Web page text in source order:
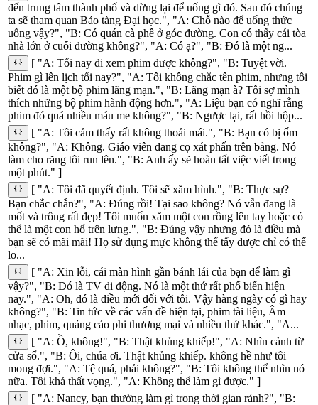
đến trung tâm thành phố và dừng lại để uống gì đó. Sau đó chúng
ta sẽ tham quan Bảo tàng Đại học.", "A: Chỗ nào để uống thức
uống vậy?", "B: Có quán cà phê ở góc đường. Con có thấy cái tòa
nhà lớn ở cuối đường không?", "A: Có ạ?", "B: Đó là một ng...
[ "A: Tối nay đi xem phim được không?", "B: Tuyệt vời.
Phim gì lên lịch tối nay?", "A: Tôi không chắc tên phim, nhưng tôi
biết đó là một bộ phim lãng mạn.", "B: Lãng mạn à? Tôi sợ mình
thích những bộ phim hành động hơn.", "A: Liệu bạn có nghĩ rằng
phim đó quá nhiều máu me không?", "B: Ngược lại, rất hồi hộp...
[ "A: Tôi cảm thấy rất không thoải mái.", "B: Bạn có bị ốm
không?", "A: Không. Giáo viên đang cọ xát phấn trên bảng. Nó
làm cho răng tôi run lên.", "B: Anh ấy sẽ hoàn tất việc viết trong
một phút." ]
[ "A: Tôi đã quyết định. Tôi sẽ xăm hình.", "B: Thực sự?
Bạn chắc chắn?", "A: Đúng rồi! Tại sao không? Nó vẫn đang là
mốt và trông rất đẹp! Tôi muốn xăm một con rồng lên tay hoặc có
thể là một con hổ trên lưng.", "B: Đúng vậy nhưng đó là điều mà
bạn sẽ có mãi mãi! Họ sử dụng mực không thể tẩy được chỉ có thể
lo...
[ "A: Xin lỗi, cái màn hình gần bánh lái của bạn để làm gì
vậy?", "B: Đó là TV di động. Nó là một thứ rất phổ biến hiện
nay.", "A: Oh, đó là điều mới đối với tôi. Vậy hàng ngày có gì hay
không?", "B: Tin tức về các vấn đề hiện tại, phim tài liệu, Âm
nhạc, phim, quảng cáo phi thương mại và nhiều thứ khác.", "A...
[ "A: Ồ, không!", "B: Thật khủng khiếp!", "A: Nhìn cảnh từ
cửa sổ.", "B: Ôi, chúa ơi. Thật khủng khiếp. không hề như tôi
mong đợi.", "A: Tệ quá, phải không?", "B: Tôi không thể nhìn nó
nữa. Tôi khá thất vọng.", "A: Không thể làm gì được." ]
[ "A: Nancy, bạn thường làm gì trong thời gian rảnh?", "B: